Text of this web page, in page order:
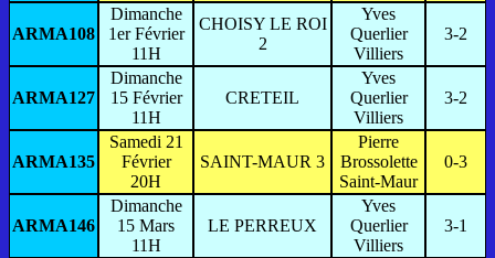
ARMA108
Dimanche
1er Février
11H
CHOISY LE ROI
2
Yves
Querlier
Villiers
3-2
ARMA127
Dimanche
15 Février
11H
CRETEIL
Yves
Querlier
Villiers
3-2
ARMA135
Samedi 21
Février
20H
SAINT-MAUR 3
Pierre
Brossolette
Saint-Maur
0-3
ARMA146
Dimanche
15 Mars
11H
LE PERREUX
Yves
Querlier
Villiers
3-1